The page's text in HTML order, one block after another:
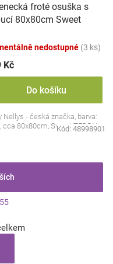
froté osuška s
80x80cm Sweet
nedostupné (3 ks)
Kč
Do košíku
Nellys - česká značka, barva:
cca 80x80cm, Sweet TEDDY
Kód: 48998901
55